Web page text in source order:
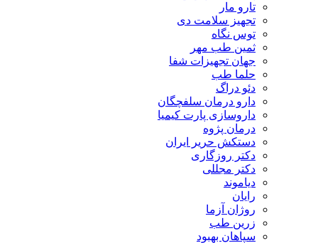
تارو مار
تجهیز سلامت دی
توس نگاه
ثمین طب مهر
جهان تجهیزات شفا
حلما طب
دئو دراگ
دارو درمان سلفچگان
داروسازی پارت کیمیا
درمان پژوه
دستکش حریر ایران
دکتر روزگاری
دکتر مجللی
دیاموند
رایان
روژان آزما
زرین طب
سپاهان بهبود